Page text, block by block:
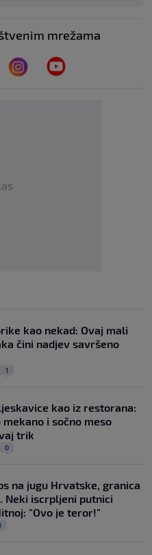
mrežama
kao nekad: Ovaj mali
čini nadjev savršeno
1
kao iz restorana:
i sočno meso
trik
0
na jugu Hrvatske, granica
Neki iscrpljeni putnici
"Ovo je teror!"